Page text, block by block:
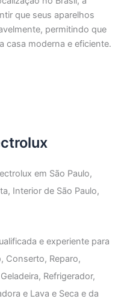
que seus aparelhos
permitindo que
casa moderna e eficiente.
em São Paulo,
Interior de São Paulo,
e experiente para
Conserto, Reparo,
Refrigerador,
e Lava e Seca e da